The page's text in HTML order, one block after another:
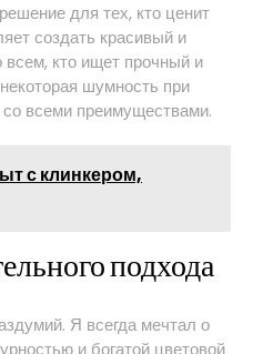
для тех, кто ценит
создать красивый и
кто ищет прочный и
шумность при
всеми преимуществами.
с клинкером,
подхода
Я всегда мечтал о
и богатой цветовой